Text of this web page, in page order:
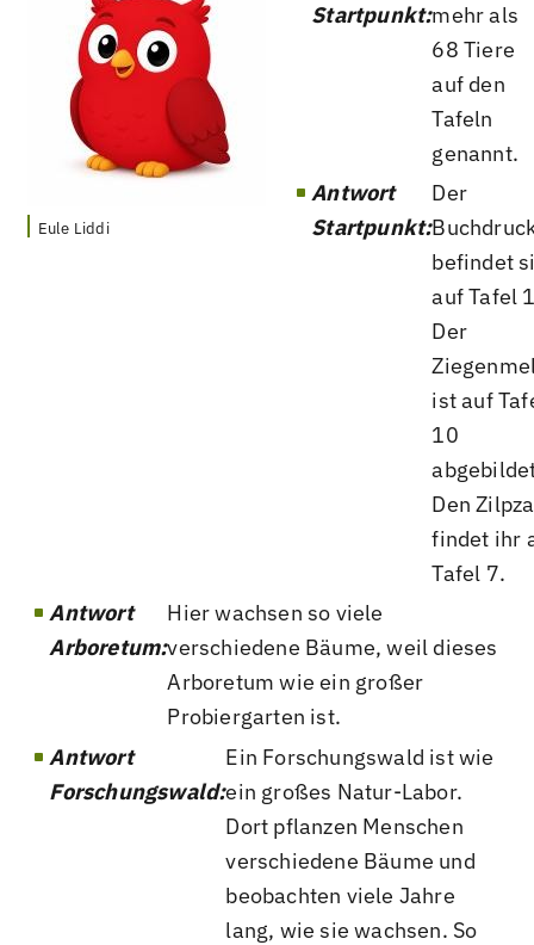
Eule Liddi
Startpunkt:mehr als
68 Tiere
auf den
Tafeln
genannt.
Antwort
Startpunkt:
Der
befindet
auf Tafel
Der
ist auf
10
Den
findet ihr
Tafel 7.
Antwort
Arboretum:
Hier wachsen so viele
verschiedene Bäume, weil dieses
Arboretum wie ein großer
Probiergarten ist.
Antwort
Forschungswald:
Ein Forschungswald ist wie
ein großes Natur-Labor.
Dort pflanzen Menschen
verschiedene Bäume und
beobachten viele Jahre
lang, wie sie wachsen. So